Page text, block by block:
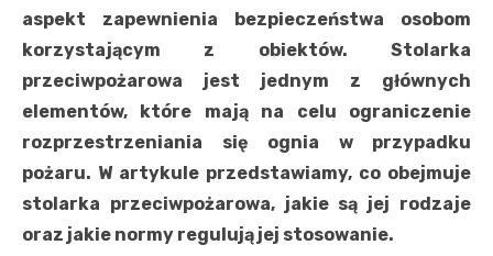
aspekt zapewnienia bezpieczeństwa osobom
korzystającym z obiektów. Stolarka
przeciwpożarowa jest jednym z głównych
elementów, które mają na celu ograniczenie
rozprzestrzeniania się ognia w przypadku
pożaru. W artykule przedstawiamy, co obejmuje
stolarka przeciwpożarowa, jakie są jej rodzaje
oraz jakie normy regulują jej stosowanie.